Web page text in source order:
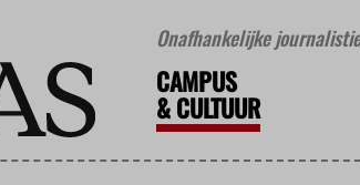
Onafhankelijke
CAMPUS
&CULTUUR